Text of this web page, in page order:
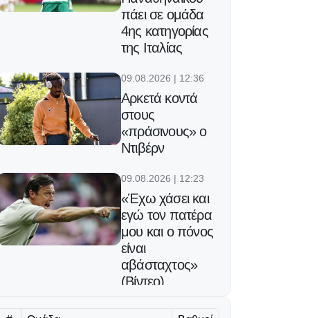
πάει σε ομάδα
4ης κατηγορίας
της Ιταλίας
09.08.2026 | 12:36
Αρκετά κοντά
στους
«πράσινους» ο
Ντιβέρν
09.08.2026 | 12:23
«Έχω χάσει και
εγώ τον πατέρα
μου και ο πόνος
είναι
αβάσταχτος»
(Βίντεο)